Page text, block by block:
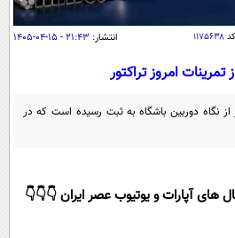
اقتصاد
اقتصادی
جامعه
یک برش دانایی
علم و دانش
کد۱۱۷۵۶۳۸ انتشار: ۲۱:۴۳ - ۱۵-۰۴-۱۴۰۵
تمرینات امروز تراکتور
از نگاه دوربین باشگاه به ثبت رسیده است که در
های آپارات و یوتیوب عصر ایران 👇👇👇